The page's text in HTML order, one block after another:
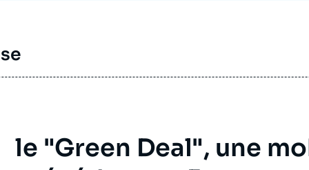
le "Green Deal", une